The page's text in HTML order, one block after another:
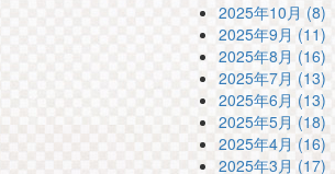
2025年10月 (8)
2025年9月 (11)
2025年8月 (16)
2025年7月 (13)
2025年6月 (13)
2025年5月 (18)
2025年4月 (16)
2025年3月 (17)